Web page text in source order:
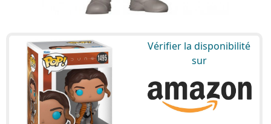
Vérifier la disponibilité
sur